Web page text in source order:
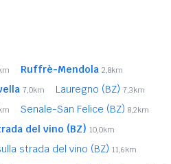
Ruffrè-Mendola 2,8km
7,0km Lauregno (BZ) 7,3km
Senale-San Felice (BZ) 8,2km
del vino (BZ) 10,0km
strada del vino (BZ) 11,6km